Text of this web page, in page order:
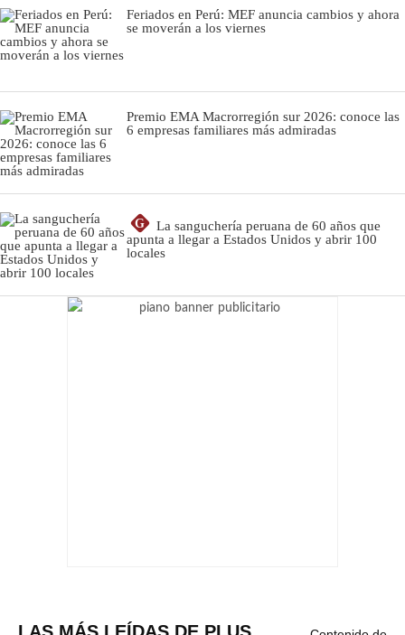
Feriados en Perú: MEF anuncia cambios y ahora
se moverán a los viernes
Premio EMA Macrorregión sur 2026: conoce las
6 empresas familiares más admiradas
G
La sanguchería peruana de 60 años que
apunta a llegar a Estados Unidos y abrir 100
locales